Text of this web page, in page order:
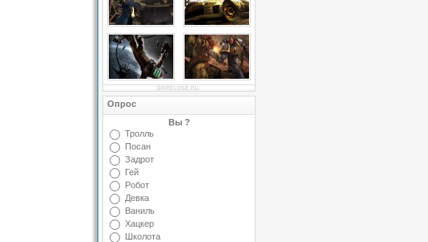
Опрос
Вы ?
Тролль
Посан
Задрот
Гей
Робот
Девка
Ваниль
Хацкер
Школота